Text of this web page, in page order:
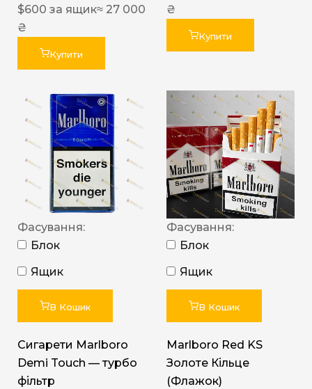
$600 за ящик≈ 27 000
₴
Купити
₴
Купити
Фасування:
Блок
Ящик
В Кошик
Сигарети Marlboro
Demi Touch — турбо
фільтр
Фасування:
Блок
Ящик
В Кошик
Marlboro Red KS
Золоте Кільце
(Флажок)